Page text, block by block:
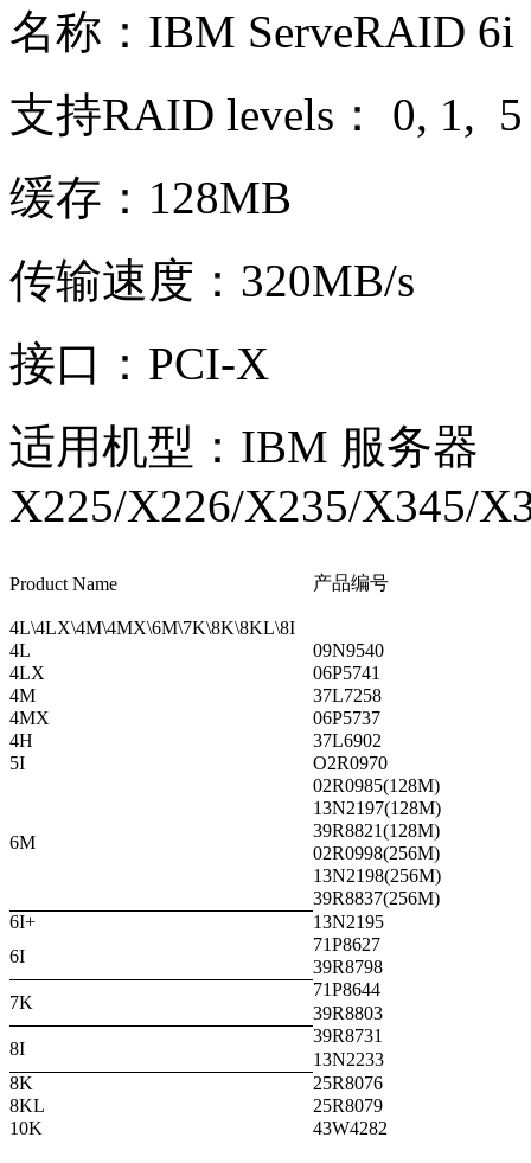
名称：IBM ServeRAID 6i
支持RAID levels： 0, 1, 5
缓存：128MB
传输速度：320MB/s
接口：PCI-X
适用机型：IBM 服务器
X225/X226/X235/X345/
Product Name 产品编号
4L\4LX\4M\4MX\6M\7K\8K\8KL\8I
4L
09N9540
4LX
06P5741
4M
37L7258
4MX
06P5737
4H
37L6902
5I
O2R0970
6M
02R0985(128M)
13N2197(128M)
39R8821(128M)
02R0998(256M)
13N2198(256M)
39R8837(256M)
6I+
13N2195
6I
71P8627
39R8798
7K
71P8644
39R8803
8I
39R8731
13N2233
8K
25R8076
8KL
25R8079
10K
43W4282